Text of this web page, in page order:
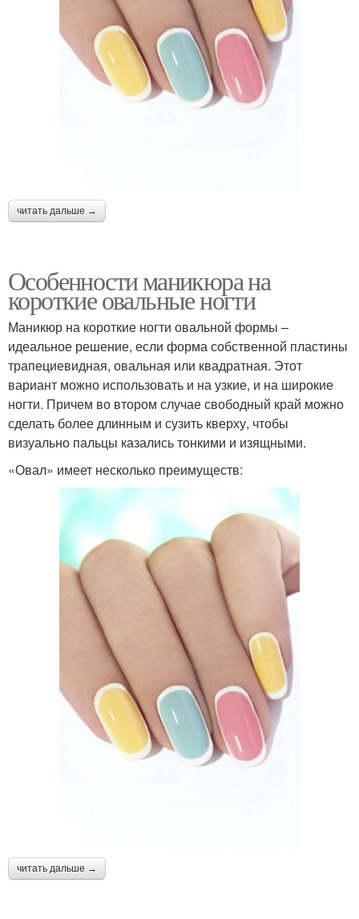
читать дальше →
Особенности маникюра на
короткие овальные ногти
Маникюр на короткие ногти овальной формы –
идеальное решение, если форма собственной пластины
трапециевидная, овальная или квадратная. Этот
вариант можно использовать и на узкие, и на широкие
ногти. Причем во втором случае свободный край можно
сделать более длинным и сузить кверху, чтобы
визуально пальцы казались тонкими и изящными.
«Овал» имеет несколько преимуществ:
читать дальше →